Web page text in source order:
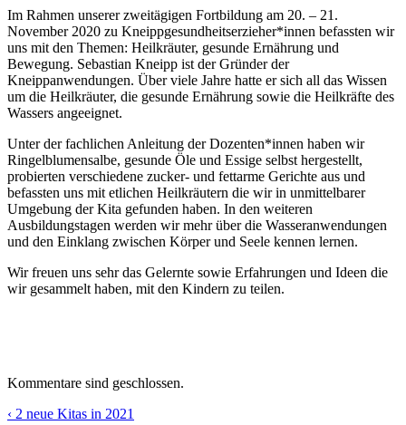
Im Rahmen unserer zweitägigen Fortbildung am 20. – 21.
November 2020 zu Kneippgesundheitserzieher*innen befassten wir
uns mit den Themen: Heilkräuter, gesunde Ernährung und
Bewegung. Sebastian Kneipp ist der Gründer der
Kneippanwendungen. Über viele Jahre hatte er sich all das Wissen
um die Heilkräuter, die gesunde Ernährung sowie die Heilkräfte des
Wassers angeeignet.
Unter der fachlichen Anleitung der Dozenten*innen haben wir
Ringelblumensalbe, gesunde Öle und Essige selbst hergestellt,
probierten verschiedene zucker- und fettarme Gerichte aus und
befassten uns mit etlichen Heilkräutern die wir in unmittelbarer
Umgebung der Kita gefunden haben. In den weiteren
Ausbildungstagen werden wir mehr über die Wasseranwendungen
und den Einklang zwischen Körper und Seele kennen lernen.
Wir freuen uns sehr das Gelernte sowie Erfahrungen und Ideen die
wir gesammelt haben, mit den Kindern zu teilen.
Kommentare sind geschlossen.
‹ 2 neue Kitas in 2021